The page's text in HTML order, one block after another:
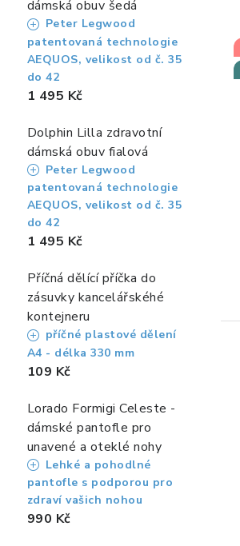
dámská obuv šedá
Peter Legwood
patentovaná technologie
AEQUOS, velikost od č. 35
do 42
1 495 Kč
Dolphin Lilla zdravotní
dámská obuv fialová
Peter Legwood
patentovaná technologie
AEQUOS, velikost od č. 35
do 42
1 495 Kč
Příčná dělící příčka do
zásuvky kancelářskéhé
kontejneru
příčné plastové dělení
A4 - délka 330 mm
109 Kč
Lorado Formigi Celeste -
dámské pantofle pro
unavené a oteklé nohy
Lehké a pohodlné
pantofle s podporou pro
zdraví vašich nohou
990 Kč
ů